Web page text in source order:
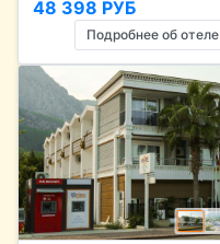
48 398 РУБ
Подробнее об отеле